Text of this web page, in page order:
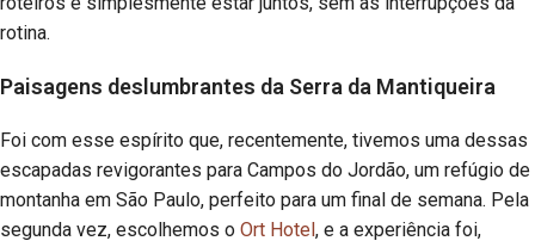
rotina.
Paisagens deslumbrantes da Serra da Mantiqueira
Foi com esse espírito que, recentemente, tivemos uma dessas
escapadas revigorantes para Campos do Jordão, um refúgio de
montanha em São Paulo, perfeito para um final de semana. Pela
segunda vez, escolhemos o Ort Hotel, e a experiência foi,